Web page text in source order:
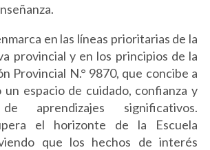
en las líneas prioritarias de la
provincial y en los principios de la
Provincial N.° 9870, que concibe a
un espacio de cuidado, confianza y
aprendizajes significativos.
el horizonte de la Escuela
que los hechos de interés